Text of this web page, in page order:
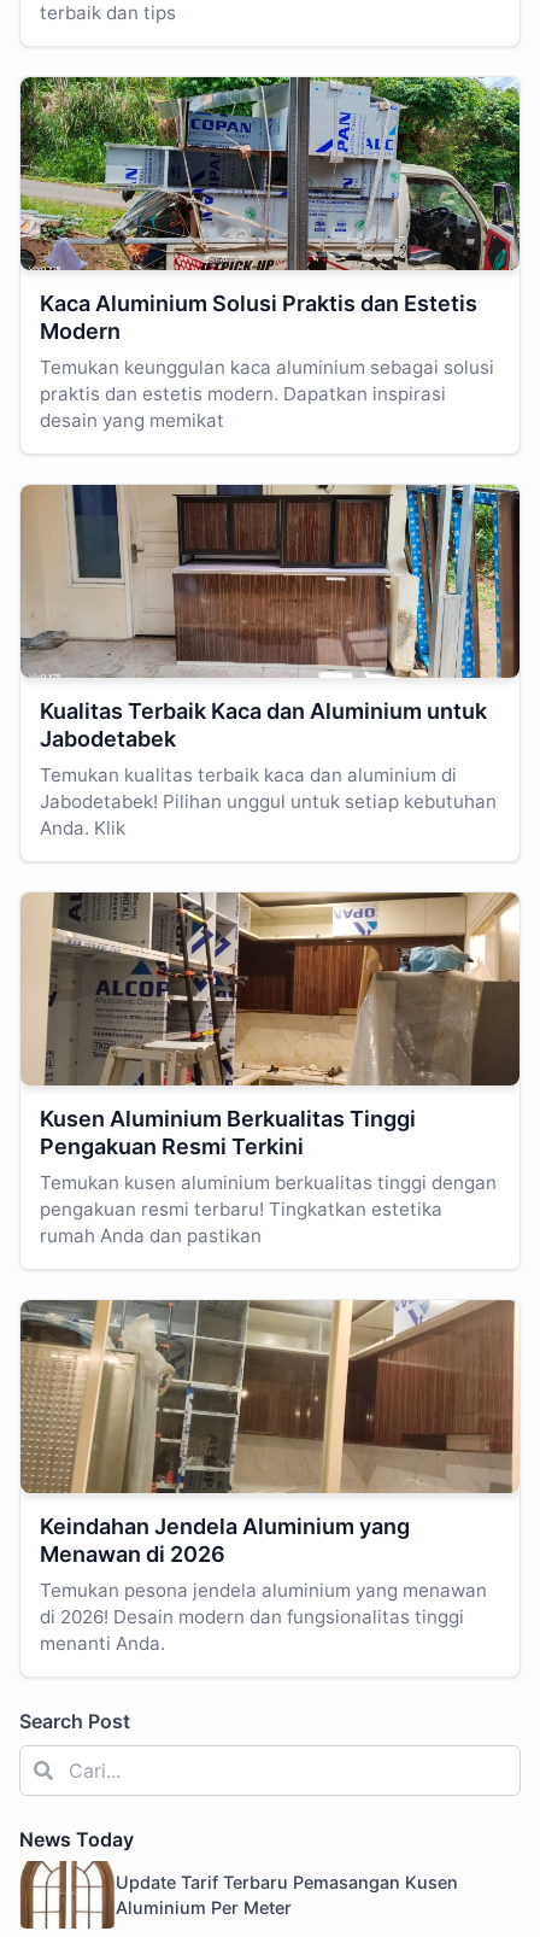
terbaik dan tips
Kaca Aluminium Solusi Praktis dan Estetis
Modern
Temukan keunggulan kaca aluminium sebagai solusi
praktis dan estetis modern. Dapatkan inspirasi
desain yang memikat
Kualitas Terbaik Kaca dan Aluminium untuk
Jabodetabek
Temukan kualitas terbaik kaca dan aluminium di
Jabodetabek! Pilihan unggul untuk setiap kebutuhan
Anda. Klik
Kusen Aluminium Berkualitas Tinggi
Pengakuan Resmi Terkini
Temukan kusen aluminium berkualitas tinggi dengan
pengakuan resmi terbaru! Tingkatkan estetika
rumah Anda dan pastikan
Keindahan Jendela Aluminium yang
Menawan di 2026
Temukan pesona jendela aluminium yang menawan
di 2026! Desain modern dan fungsionalitas tinggi
menanti Anda.
Search Post
News Today
Update Tarif Terbaru Pemasangan Kusen
Aluminium Per Meter